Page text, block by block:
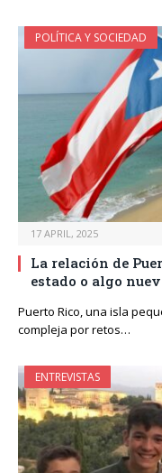
POLÍTICA Y SOCIEDAD
17 APRIL, 2025
La relación de
estado o algo
Puerto Rico, una isla
compleja por retos…
ENTREVISTAS